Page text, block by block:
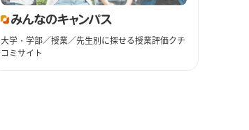
大学・学部／授業／先生別に探せる授業評価クチ
コミサイト